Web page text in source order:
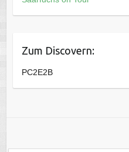
Zum Discovern:
PC2E2B